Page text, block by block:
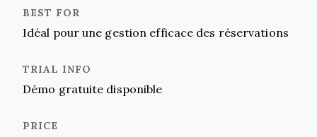
Idéal pour une gestion efficace des réservations
Démo gratuite disponible